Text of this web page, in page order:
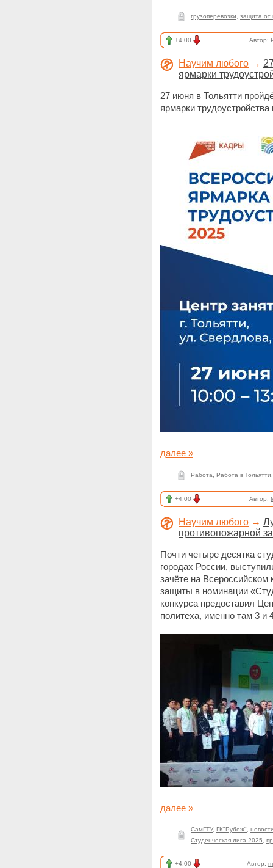
грузоперевозки защита от
+4.00 Автор:
Научим любого →
ярмарки
27 июня в Тольятти
ярмарки
далее »
Работа Работа в Тольятти
+4.00 Автор:
Научим любого →
противопожарной
Почти четыре десятка
городах России,
зачёте на Всероссийском
защиты в номинации
конкурса предоставил
политеха, именно там 3 и
далее »
СамГТУ, ГК"Рубеж"
Студенческая лига 2025
+4.00 Автор: